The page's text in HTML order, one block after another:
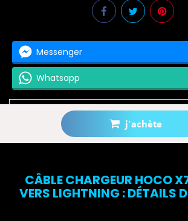
j'achète
Messenger
Whatsapp
Prévenez-moi lorsque le produit
CÂBLE CHARGEUR HOCO
VERS LIGHTNING : DÉTAILS